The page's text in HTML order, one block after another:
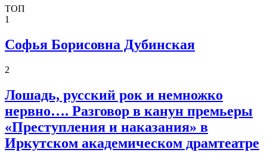
ТОП
1
Софья Борисовна Дубинская
2
Лошадь, русский рок и немножко
нервно…. Разговор в канун премьеры
«Преступления и наказания» в
Иркутском академическом драмтеатре